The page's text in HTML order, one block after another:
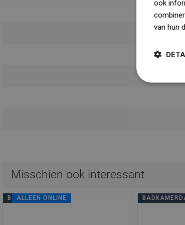
Misschien ook interessant
ALLEEN ONLINE
BADKAMERDAGEN
ook
van hun